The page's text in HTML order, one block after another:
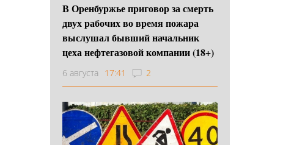
В Оренбуржье приговор за смерть
двух рабочих во время пожара
выслушал бывший начальник
цеха нефтегазовой компании (18+)
6 августа 17:41 2